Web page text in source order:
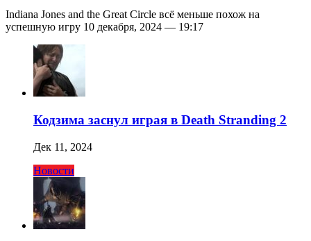
Indiana Jones and the Great Circle всё меньше похож на
успешную игру 10 декабря, 2024 — 19:17
Кодзима заснул играя в Death Stranding 2
Дек 11, 2024
Новости